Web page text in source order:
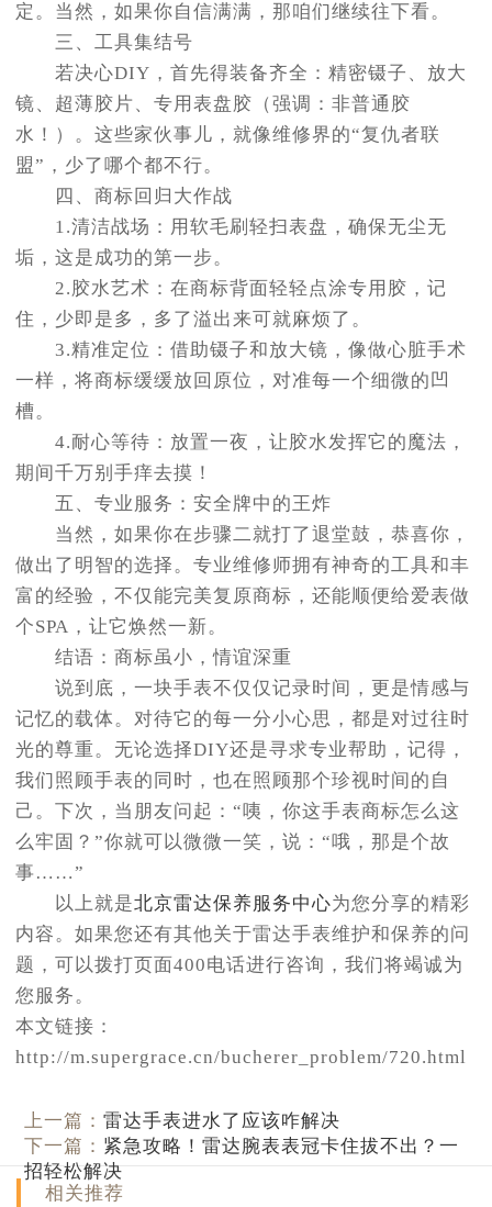
定。当然，如果你自信满满，那咱们继续往下看。
三、工具集结号
若决心DIY，首先得装备齐全：精密镊子、放大
镜、超薄胶片、专用表盘胶（强调：非普通胶
水！）。这些家伙事儿，就像维修界的“复仇者联
盟”，少了哪个都不行。
四、商标回归大作战
1.清洁战场：用软毛刷轻扫表盘，确保无尘无
垢，这是成功的第一步。
2.胶水艺术：在商标背面轻轻点涂专用胶，记
住，少即是多，多了溢出来可就麻烦了。
3.精准定位：借助镊子和放大镜，像做心脏手术
一样，将商标缓缓放回原位，对准每一个细微的凹
槽。
4.耐心等待：放置一夜，让胶水发挥它的魔法，
期间千万别手痒去摸！
五、专业服务：安全牌中的王炸
当然，如果你在步骤二就打了退堂鼓，恭喜你，
做出了明智的选择。专业维修师拥有神奇的工具和丰
富的经验，不仅能完美复原商标，还能顺便给爱表做
个SPA，让它焕然一新。
结语：商标虽小，情谊深重
说到底，一块手表不仅仅记录时间，更是情感与
记忆的载体。对待它的每一分小心思，都是对过往时
光的尊重。无论选择DIY还是寻求专业帮助，记得，
我们照顾手表的同时，也在照顾那个珍视时间的自
己。下次，当朋友问起：“咦，你这手表商标怎么这
么牢固？”你就可以微微一笑，说：“哦，那是个故
事……”
以上就是北京雷达保养服务中心为您分享的精彩
内容。如果您还有其他关于雷达手表维护和保养的问
题，可以拨打页面400电话进行咨询，我们将竭诚为
您服务。
本文链接：
http://m.supergrace.cn/bucherer_problem/720.html
上一篇：雷达手表进水了应该咋解决
下一篇： 紧急攻略！雷达腕表表冠卡住拔不出？一
招轻松解决
相关推荐